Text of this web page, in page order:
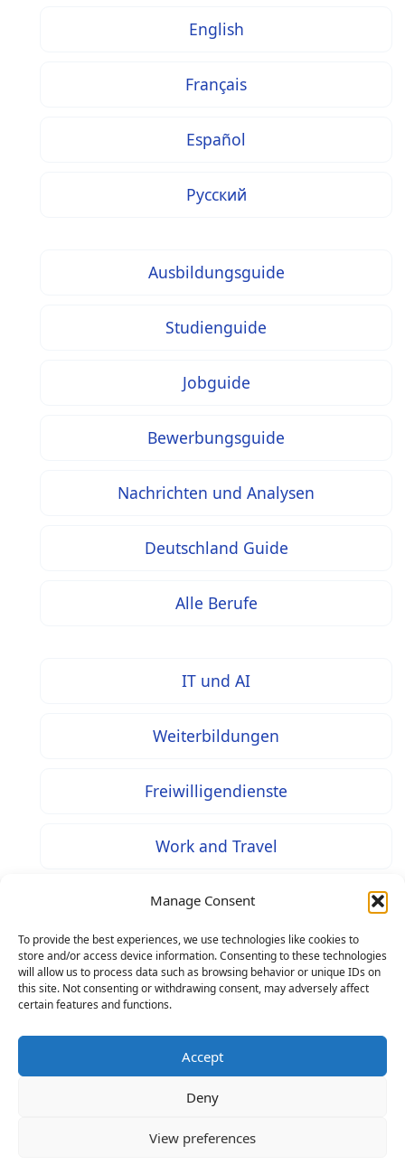
Manage Consent
To provide the best experiences, we use technologies like cookies to
store and/or access device information. Consenting to these technologies
will allow us to process data such as browsing behavior or unique IDs on
this site. Not consenting or withdrawing consent, may adversely affect
certain features and functions.
Accept
Deny
View preferences
English
Français
Español
Русский
Ausbildungsguide
Studienguide
Jobguide
Bewerbungsguide
Nachrichten und Analysen
Deutschland Guide
Alle Berufe
IT und AI
Weiterbildungen
Freiwilligendienste
Work and Travel
Tools und Apps
* Bei mit diesem Zeichen gekennzeichneten Inhalten
einen solchen Link entstehen Ihnen keine Mehrkosten – als
Seitenbetreiber erhalten wir jedoch eine prozentuale
Provision an Ihren Käufen, worüber wir uns mit finanzieren.
Copyright © 2026 Life in Germany: Online-Magazin zu